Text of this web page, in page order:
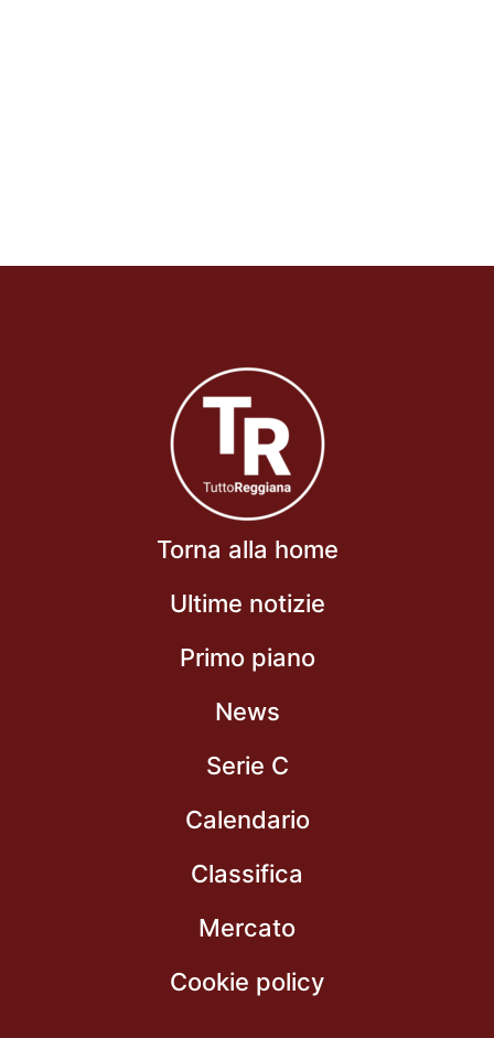
Torna alla home
Ultime notizie
Primo piano
News
Serie C
Calendario
Classifica
Mercato
Cookie policy